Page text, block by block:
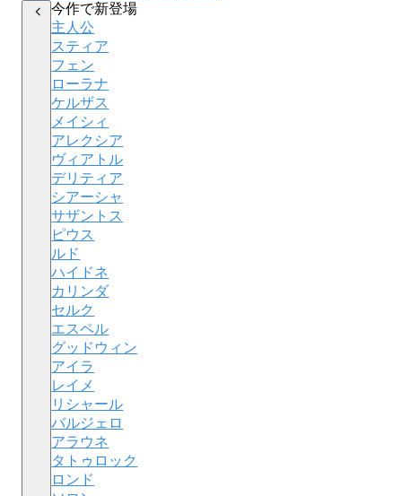
今作で新登場
主人公
スティア
フェン
ローラナ
ケルザス
メイシィ
アレクシア
ヴィアトル
デリティア
シアーシャ
サザントス
ピウス
ルド
ハイドネ
カリンダ
セルク
エスペル
グッドウィン
アイラ
レイメ
リシャール
バルジェロ
アラウネ
タトゥロック
ロンド